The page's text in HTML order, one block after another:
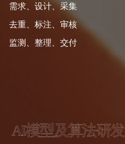
需求、设计、采集
去重、标注、审核
监测、整理、交付
AI模型及算法研发